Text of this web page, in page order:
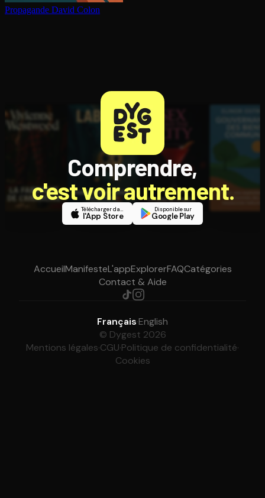
Propagande David Colon
Comprendre,
c'est voir autrement.
Télécharger dans
l'App Store
Disponible sur
Google Play
AccueilManifesteL'appExplorerFAQCatégories
Contact & Aide
Français·English
© Dygest 2026
Mentions légales·CGU·Politique de confidentialité·
Cookies